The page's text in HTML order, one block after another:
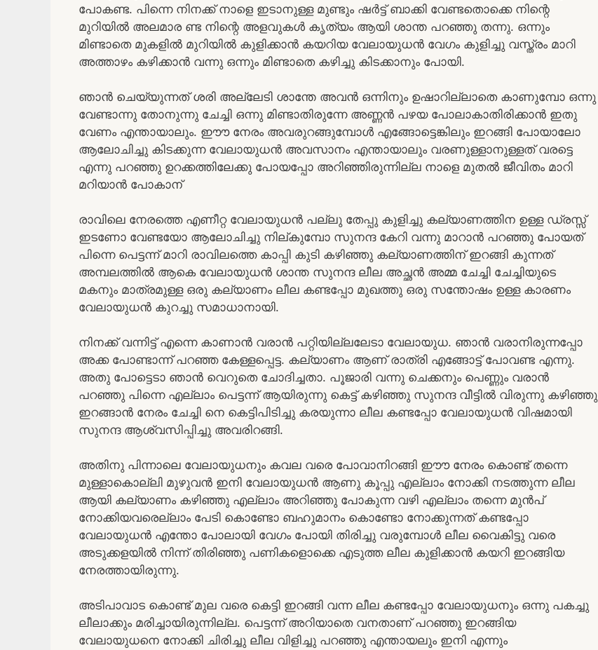
പോകണ്ട. പിന്നെ നിനക്ക് നാളെ ഇടാനുള്ള മുണ്ടും ഷർട്ട്‌ ബാക്കി വേണ്ടതൊക്കെ നിന്റെ
മുറിയിൽ അലമാര ണ്ട നിന്റെ അളവുകൾ കൃത്യം ആയി ശാന്ത പറഞ്ഞു തന്നു. ഒന്നും
മിണ്ടാതെ മുകളിൽ മുറിയിൽ കുളിക്കാൻ കയറിയ വേലായുധൻ വേഗം കുളിച്ചു വസ്ത്രം മാറി
അത്താഴം കഴിക്കാൻ വന്നു ഒന്നും മിണ്ടാതെ കഴിച്ചു കിടക്കാനും പോയി.
ഞാൻ ചെയ്യുന്നത് ശരി അല്ലേടി ശാന്തേ അവൻ ഒന്നിനും ഉഷാറില്ലാതെ കാണുമ്പോ ഒന്നു
വേണ്ടാന്നു തോനുന്നു ചേച്ചി ഒന്നു മിണ്ടാതിരുന്നേ അണ്ണൻ പഴയ പോലാകാതിരിക്കാൻ ഇതു
വേണം എന്തായാലും. ഈൗ നേരം അവരുറങ്ങുമ്പോൾ എങ്ങോട്ടെങ്കിലും ഇറങ്ങി പോയാലോ
ആലോചിച്ചു കിടക്കുന്ന വേലായുധൻ അവസാനം എന്തായാലും വരണുള്ളാനുള്ളത് വരട്ടെ
എന്നു പറഞ്ഞു ഉറക്കത്തിലേക്കു പോയപ്പോ അറിഞ്ഞിരുന്നില്ല നാളെ മുതൽ ജീവിതം മാറി
മറിയാൻ പോകാന്
രാവിലെ നേരത്തെ എണീറ്റ വേലായുധൻ പല്ലു തേപ്പു കുളിച്ചു കല്യാണത്തിന ഉള്ള ഡ്രസ്സ്‌
ഇടണോ വേണ്ടയോ ആലോചിച്ചു നില്കുമ്പോ സുനന്ദ കേറി വന്നു മാറാൻ പറഞ്ഞു പോയത്
പിന്നെ പെട്ടന്ന് മാറി രാവിലത്തെ കാപ്പി കുടി കഴിഞ്ഞു കല്യാണത്തിന് ഇറങ്ങി കുന്നത്
അമ്പലത്തിൽ ആകെ വേലായുധൻ ശാന്ത സുനന്ദ ലീല അച്ഛൻ അമ്മ ചേച്ചി ചേച്ചിയുടെ
മകനും മാത്രമുള്ള ഒരു കല്യാണം ലീല കണ്ടപ്പോ മുഖത്തു ഒരു സന്തോഷം ഉള്ള കാരണം
വേലായുധൻ കുറച്ചു സമാധാനായി.
നിനക്ക് വന്നിട്ട് എന്നെ കാണാൻ വരാൻ പറ്റിയില്ലലേടാ വേലായുധ. ഞാൻ വരാനിരുന്നപ്പോ
അക്ക പോണ്ടാന്ന് പറഞ്ഞ കേള്ളപ്പെട്ട. കല്യാണം ആണ് രാത്രി എങ്ങോട്ട് പോവണ്ട എന്നു.
അതു പോട്ടെടാ ഞാൻ വെറുതെ ചോദിച്ചതാ. പൂജാരി വന്നു ചെക്കനും പെണ്ണും വരാൻ
പറഞ്ഞു പിന്നെ എല്ലാം പെട്ടന്ന് ആയിരുന്നു കെട്ട് കഴിഞ്ഞു സുനന്ദ വീട്ടിൽ വിരുന്നു കഴിഞ്ഞു
ഇറങ്ങാൻ നേരം ചേച്ചി നെ കെട്ടിപിടിച്ചു കരയുന്നാ ലീല കണ്ടപ്പോ വേലായുധൻ വിഷമായി
സുനന്ദ ആശ്വസിപ്പിച്ചു അവരിറങ്ങി.
അതിനു പിന്നാലെ വേലായുധനും കവല വരെ പോവാനിറങ്ങി ഈൗ നേരം കൊണ്ട് തന്നെ
മുള്ളാകൊല്ലി മുഴുവൻ ഇനി വേലായുധൻ ആണു കൂപ്പു എല്ലാം നോക്കി നടത്തുന്ന ലീല
ആയി കല്യാണം കഴിഞ്ഞു എല്ലാം അറിഞ്ഞു പോകുന്ന വഴി എല്ലാം തന്നെ മുൻപ്
നോക്കിയവരെല്ലാം പേടി കൊണ്ടോ ബഹുമാനം കൊണ്ടോ നോക്കുന്നത് കണ്ടപ്പോ
വേലായുധൻ എന്തോ പോലായി വേഗം പോയി തിരിച്ചു വരുമ്പോൾ ലീല വൈകിട്ടു വരെ
അടുക്കളയിൽ നിന്ന് തിരിഞ്ഞു പണികളൊക്കെ എടുത്ത ലീല കുളിക്കാൻ കയറി ഇറങ്ങിയ
നേരത്തായിരുന്നു.
അടിപാവാട കൊണ്ട് മുല വരെ കെട്ടി ഇറങ്ങി വന്ന ലീല കണ്ടപ്പോ വേലായുധനും ഒന്നു പകച്ചു
ലീലാക്കും മരിച്ചായിരുന്നില്ല. പെട്ടന്ന് അറിയാതെ വനതാണ് പറഞ്ഞു ഇറങ്ങിയ
വേലായുധനെ നോക്കി ചിരിച്ചു ലീല വിളിച്ചു പറഞ്ഞു എന്തായലും ഇനി എന്നും